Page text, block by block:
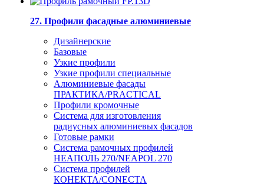
27. Профили фасадные алюминиевые
Дизайнерские
Базовые
Узкие профили
Узкие профили специальные
Алюминиевые фасады
ПРАКТИКА/PRACTICAL
Профили кромочные
Система для изготовления
радиусных алюминиевых фасадов
Готовые рамки
Система рамочных профилей
НЕАПОЛЬ 270/NEAPOL 270
Система профилей
КОНЕКТА/CONECTA